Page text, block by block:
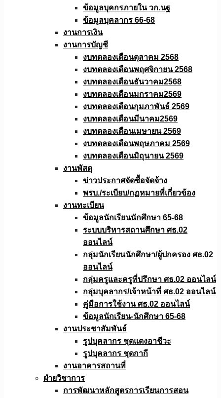
ข้อมูลบุคกรภายใน วก.นฐ
ข้อมูลบุคลากร 66-68
งานการเงิน
งานการบัญชี
งบทดลองเดือนตุลาคม 2568
งบทดลองเดือนพฤศจิกายน 2568
งบทดลองเดือนธันวาคม2568
งบทดลองเดือนมกราคม2569
งบทดลองเดือนกุมภาพันธ์ 2569
งบทดลองเดือนมีนาคม2569
งบทดลองเดือนเมษายน 2569
งบทดลองเดือนพฤษภาคม 2569
งบทดลองเดือนมิถุนายน 2569
งานพัสดุ
ข่าวประกาศจัดซื้อจัดจ้าง
พรบ./ระเบียบ/กฏหมายที่เกี่ยวข้อง
งานทะเบียน
ข้อมูลนักเรียนนักศึกษา 65-68
ระบบบริหารสถานศึกษา ศธ.02
ออนไลน์
กลุ่มนักเรียนนักศึกษา/ผู้ปกครอง ศธ.02
ออนไลน์
กลุ่มครูและครูที่ปรึกษา ศธ.02 ออนไลน์
กลุ่มบุคลากร/เจ้าหน้าที่ ศธ.02 ออนไลน์
คู่มือการใช้งาน ศธ.02 ออนไลน์
ข้อมูลนักเรียน-นักศึกษา 65-68
งานประชาสัมพันธ์
รูปบุคลากร ชุดแดงอาชีวะ
รูปบุคลากร ชุดกากี
งานอาคารสถานที่
ฝ่ายวิชาการ
การพัฒนาหลักสูตรการเรียนการสอน